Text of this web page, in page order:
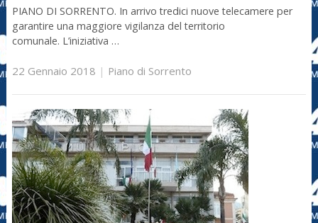
PIANO DI SORRENTO. In arrivo tredici nuove telecamere per
garantire una maggiore vigilanza del territorio
comunale. L’iniziativa …
22 Gennaio 2018 | Piano di Sorrento